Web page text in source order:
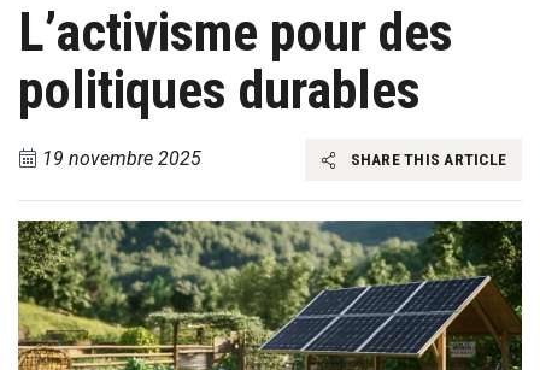
L’activisme pour des
politiques durables
19 novembre 2025 SHARE THIS ARTICLE